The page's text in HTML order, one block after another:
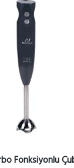
Fonksiyonlu